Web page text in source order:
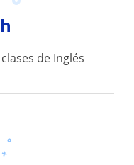
de Inglés